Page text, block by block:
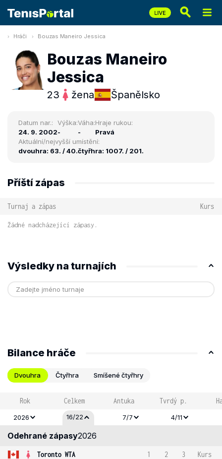
Hráči Bouzas Maneiro Jessica
Bouzas Maneiro
Jessica
23 žena Španělsko
Datum nar.:
24. 9. 2002
Výška:
-
Váha:
-
Hraje rukou:
Pravá
Aktuální/nejvyšší umístění:
dvouhra: 63. / 40.čtyřhra: 1007. / 201.
Příští zápas
Turnaj a zápas Kurs
Žádné nadcházející zápasy.
Výsledky na turnajích
Bilance hráče
Dvouhra Čtyřhra Smíšené čtyřhry
Rok Celkem Antuka Tvrdý p.
2026 16/22 7/7 4/11
Odehrané zápasy2026
Toronto WTA 1 2 3
Kurs